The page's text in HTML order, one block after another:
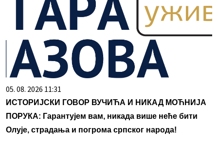
05. 08. 2026 11:31
ИСТОРИЈСКИ ГОВОР ВУЧИЋА И НИКАД МОЋНИЈА
ПОРУКА: Гарантујем вам, никада више неће бити
Олује, страдања и погрома српског народа!